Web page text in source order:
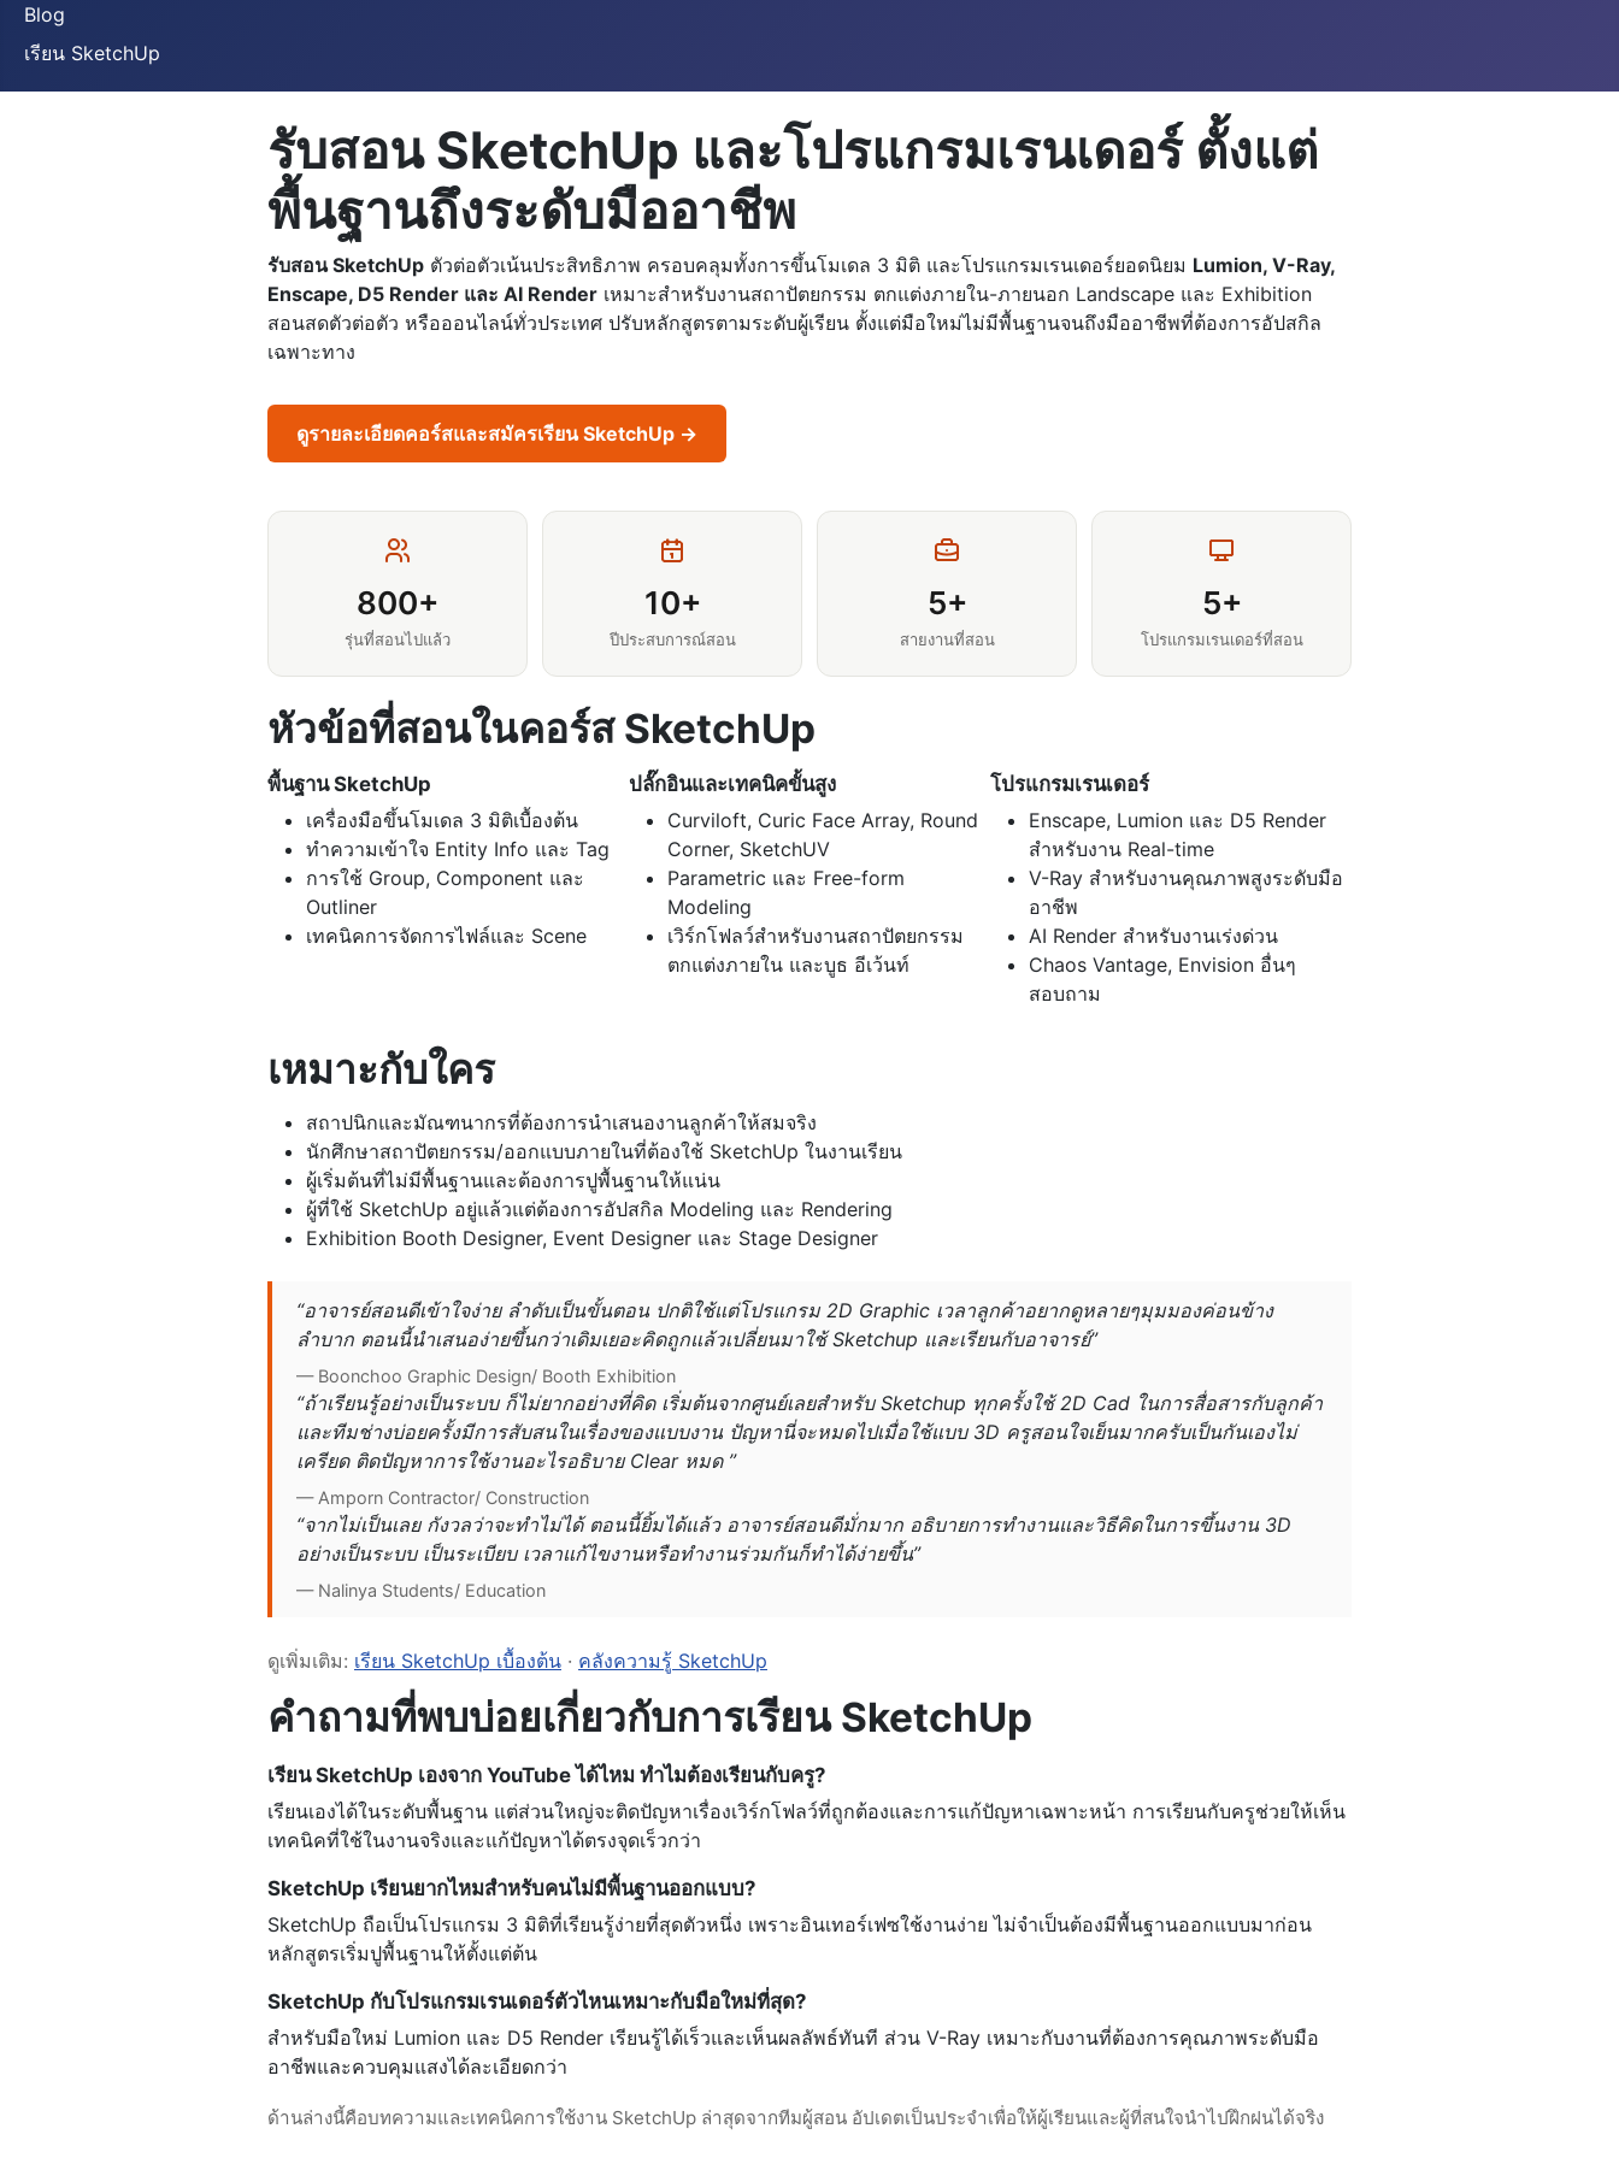
Blog
เรียน SketchUp
รับสอน SketchUp และโปรแกรมเรนเดอร์ ตั้งแต่
พื้นฐานถึงระดับมืออาชีพ
รับสอน SketchUp ตัวต่อตัวเน้นประสิทธิภาพ ครอบคลุมทั้งการขึ้นโมเดล 3 มิติ และโปรแกรมเรนเดอร์ยอดนิยม Lumion, V-Ray,
Enscape, D5 Render และ AI Render เหมาะสำหรับงานสถาปัตยกรรม ตกแต่งภายใน-ภายนอก Landscape และ Exhibition
สอนสดตัวต่อตัว หรือออนไลน์ทั่วประเทศ ปรับหลักสูตรตามระดับผู้เรียน ตั้งแต่มือใหม่ไม่มีพื้นฐานจนถึงมืออาชีพที่ต้องการอัปสกิล
เฉพาะทาง
ดูรายละเอียดคอร์สและสมัครเรียน SketchUp →
800+
รุ่นที่สอนไปแล้ว
10+
ปีประสบการณ์สอน
5+
สายงานที่สอน
5+
โปรแกรมเรนเดอร์ที่สอน
หัวข้อที่สอนในคอร์ส SketchUp
พื้นฐาน SketchUp
เครื่องมือขึ้นโมเดล 3 มิติเบื้องต้น
ทำความเข้าใจ Entity Info และ Tag
การใช้ Group, Component และ
Outliner
เทคนิคการจัดการไฟล์และ Scene
ปลั๊กอินและเทคนิคขั้นสูง
Curviloft, Curic Face Array, Round
Corner, SketchUV
Parametric และ Free-form
Modeling
เวิร์กโฟลว์สำหรับงานสถาปัตยกรรม
ตกแต่งภายใน และบูธ อีเว้นท์
โปรแกรมเรนเดอร์
Enscape, Lumion และ D5 Render
สำหรับงาน Real-time
V-Ray สำหรับงานคุณภาพสูงระดับมือ
อาชีพ
AI Render สำหรับงานเร่งด่วน
Chaos Vantage, Envision อื่นๆ
สอบถาม
เหมาะกับใคร
สถาปนิกและมัณฑนากรที่ต้องการนำเสนองานลูกค้าให้สมจริง
นักศึกษาสถาปัตยกรรม/ออกแบบภายในที่ต้องใช้ SketchUp ในงานเรียน
ผู้เริ่มต้นที่ไม่มีพื้นฐานและต้องการปูพื้นฐานให้แน่น
ผู้ที่ใช้ SketchUp อยู่แล้วแต่ต้องการอัปสกิล Modeling และ Rendering
Exhibition Booth Designer, Event Designer และ Stage Designer
“อาจารย์สอนดีเข้าใจง่าย ลำดับเป็นขั้นตอน ปกติใช้แต่โปรแกรม 2D Graphic เวลาลูกค้าอยากดูหลายๆมุมมองค่อนข้าง
ลำบาก ตอนนี้นำเสนอง่ายขึ้นกว่าเดิมเยอะคิดถูกแล้วเปลี่ยนมาใช้ Sketchup และเรียนกับอาจารย์”
— Boonchoo Graphic Design/ Booth Exhibition
“ถ้าเรียนรู้อย่างเป็นระบบ ก็ไม่ยากอย่างที่คิด เริ่มต้นจากศูนย์เลยสำหรับ Sketchup ทุกครั้งใช้ 2D Cad ในการสื่อสารกับลูกค้า
และทีมช่างบ่อยครั้งมีการสับสนในเรื่องของแบบงาน ปัญหานี่จะหมดไปเมื่อใช้แบบ 3D ครูสอนใจเย็นมากครับเป็นกันเองไม่
เครียด ติดปัญหาการใช้งานอะไรอธิบาย Clear หมด ”
— Amporn Contractor/ Construction
“จากไม่เป็นเลย กังวลว่าจะทำไม่ได้ ตอนนี้ยิ้มได้แล้ว อาจารย์สอนดีมั่กมาก อธิบายการทำงานและวิธีคิดในการขึ้นงาน 3D
อย่างเป็นระบบ เป็นระเบียบ เวลาแก้ไขงานหรือทำงานร่วมกันก็ทำได้ง่ายขึ้น”
— Nalinya Students/ Education
ดูเพิ่มเติม: เรียน SketchUp เบื้องต้น · คลังความรู้ SketchUp
คำถามที่พบบ่อยเกี่ยวกับการเรียน SketchUp
เรียน SketchUp เองจาก YouTube ได้ไหม ทำไมต้องเรียนกับครู?
เรียนเองได้ในระดับพื้นฐาน แต่ส่วนใหญ่จะติดปัญหาเรื่องเวิร์กโฟลว์ที่ถูกต้องและการแก้ปัญหาเฉพาะหน้า การเรียนกับครูช่วยให้เห็น
เทคนิคที่ใช้ในงานจริงและแก้ปัญหาได้ตรงจุดเร็วกว่า
SketchUp เรียนยากไหมสำหรับคนไม่มีพื้นฐานออกแบบ?
SketchUp ถือเป็นโปรแกรม 3 มิติที่เรียนรู้ง่ายที่สุดตัวหนึ่ง เพราะอินเทอร์เฟซใช้งานง่าย ไม่จำเป็นต้องมีพื้นฐานออกแบบมาก่อน
หลักสูตรเริ่มปูพื้นฐานให้ตั้งแต่ต้น
SketchUp กับโปรแกรมเรนเดอร์ตัวไหนเหมาะกับมือใหม่ที่สุด?
สำหรับมือใหม่ Lumion และ D5 Render เรียนรู้ได้เร็วและเห็นผลลัพธ์ทันที ส่วน V-Ray เหมาะกับงานที่ต้องการคุณภาพระดับมือ
อาชีพและควบคุมแสงได้ละเอียดกว่า
ด้านล่างนี้คือบทความและเทคนิคการใช้งาน SketchUp ล่าสุดจากทีมผู้สอน อัปเดตเป็นประจำเพื่อให้ผู้เรียนและผู้ที่สนใจนำไปฝึกฝนได้จริง